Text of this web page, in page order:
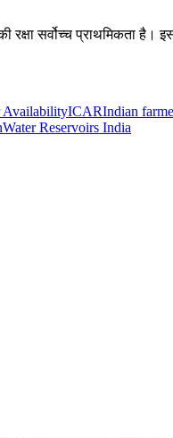
सर्वोच्च प्राथमिकता है।
AvailabilityICARIndian
Water Reservoirs India